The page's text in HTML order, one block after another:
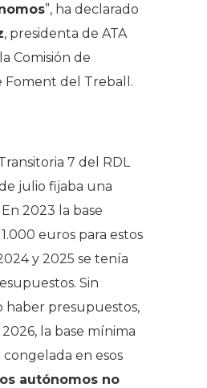
”, ha declarado
, presidenta de ATA
Comisión de
Foment del Treball.
7 del RDL
julio fijaba una
2023 la base
euros para estos
y 2025 se tenía
Sin
haber presupuestos,
la base mínima
en esos
autónomos no